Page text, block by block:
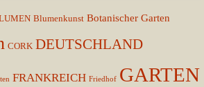
Blumenkunst Botanischer Garten
CORK DEUTSCHLAND
FRANKREICH Friedhof GARTEN